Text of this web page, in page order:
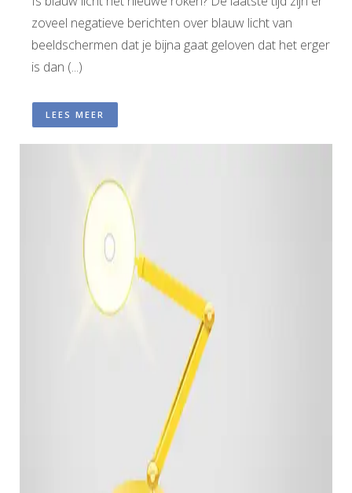
zoveel negatieve berichten over blauw licht van
beeldschermen dat je bijna gaat geloven dat het erger
is dan (...)
LEES MEER